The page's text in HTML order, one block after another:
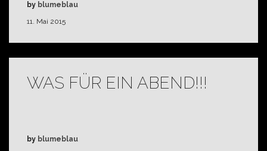
11. Mai 2015
by blumeblau
WAS FÜR EIN ABEND!!!
by blumeblau